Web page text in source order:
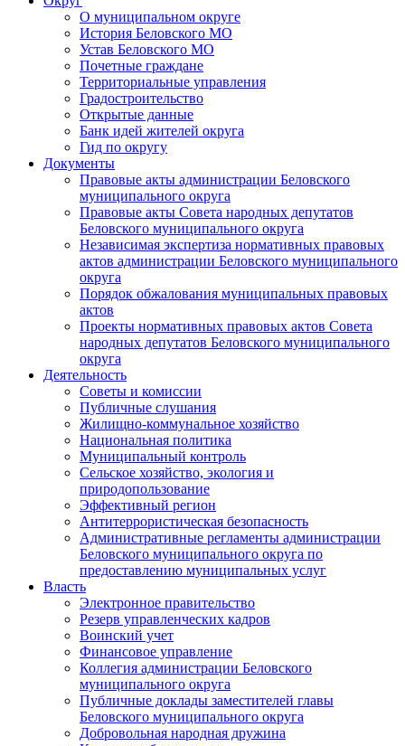
О муниципальном округе
История Беловского МО
Устав Беловского МО
Почетные граждане
Территориальные управления
Градостроительство
Открытые данные
Банк идей жителей округа
Гид по округу
Документы
Правовые акты администрации Беловского
муниципального округа
Правовые акты Совета народных депутатов
Беловского муниципального округа
Независимая экспертиза нормативных правовых
актов администрации Беловского муниципального
округа
Порядок обжалования муниципальных правовых
актов
Проекты нормативных правовых актов Совета
народных депутатов Беловского муниципального
округа
Деятельность
Советы и комиссии
Публичные слушания
Жилищно-коммунальное хозяйство
Национальная политика
Муниципальный контроль
Сельское хозяйство, экология и
природопользование
Эффективный регион
Антитеррористическая безопасность
Административные регламенты администрации
Беловского муниципального округа по
предоставлению муниципальных услуг
Власть
Электронное правительство
Резерв управленческих кадров
Воинский учет
Финансовое управление
Коллегия администрации Беловского
муниципального округа
Публичные доклады заместителей главы
Беловского муниципального округа
Добровольная народная дружина